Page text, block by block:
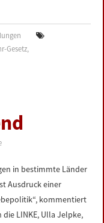
Gesetz,
in bestimmte Länder
Ausdruck einer
kommentiert
LINKE, Ulla Jelpke,